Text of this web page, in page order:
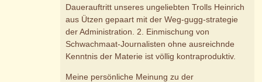
Dauerauftritt unseres ungeliebten Trolls Heinrich
aus Ützen gepaart mit der Weg-gugg-strategie
der Administration. 2. Einmischung von
Schwachmaat-Journalisten ohne ausreichnde
Kenntnis der Materie ist völlig kontraproduktiv.
Meine persönliche Meinung zu der